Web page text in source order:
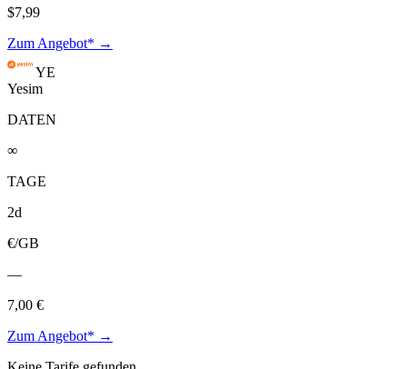
$7,99
Zum Angebot* →
YE
Yesim
DATEN
∞
TAGE
2d
€/GB
—
7,00 €
Zum Angebot* →